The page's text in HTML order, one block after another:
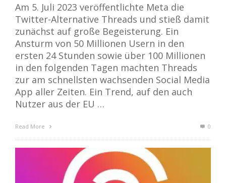
Am 5. Juli 2023 veröffentlichte Meta die
Twitter-Alternative Threads und stieß damit
zunächst auf große Begeisterung. Ein
Ansturm von 50 Millionen Usern in den
ersten 24 Stunden sowie über 100 Millionen
in den folgenden Tagen machten Threads
zur am schnellsten wachsenden Social Media
App aller Zeiten. Ein Trend, auf den auch
Nutzer aus der EU …
Read More 0